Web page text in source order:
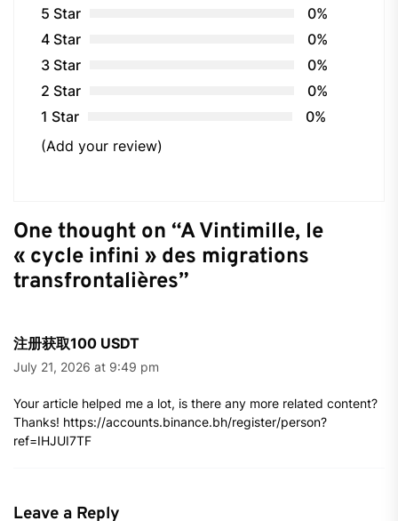
5 Star
0%
4 Star
0%
3 Star
0%
2 Star
0%
1 Star
0%
(Add your review)
One thought on “A Vintimille, le
« cycle infini » des migrations
transfrontalières”
注册获取100 USDT
July 21, 2026 at 9:49 pm
Your article helped me a lot, is there any more related content?
Thanks! https://accounts.binance.bh/register/person?
ref=IHJUI7TF
Leave a Reply